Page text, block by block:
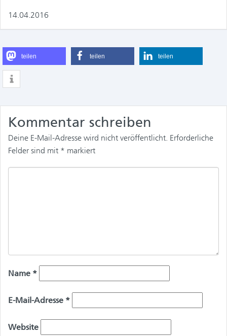
14.04.2016
teilen teilen teilen
Kommentar schreiben
Deine E-Mail-Adresse wird nicht veröffentlicht. Erforderliche
Felder sind mit * markiert
Name *
E-Mail-Adresse *
Website